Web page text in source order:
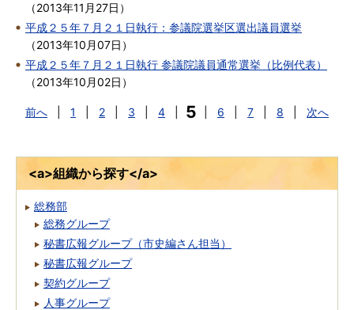
（2013年11月27日 ）
平成２５年７月２１日執行：参議院選挙区選出議員選挙
（2013年10月07日 ）
平成２５年７月２１日執行 参議院議員通常選挙（比例代表）
（2013年10月02日 ）
前へ 1 2 3 4 5 6 7 8 次へ
<a>組織から探す</a>
総務部
総務グループ
秘書広報グループ（市史編さん担当）
秘書広報グループ
契約グループ
人事グループ